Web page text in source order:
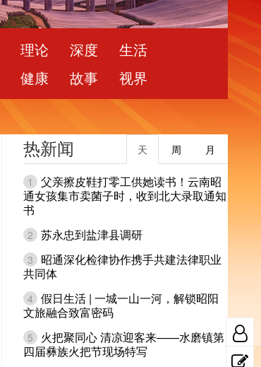
理论 深度
生活
健康
故事 视界
热新闻 月
周
天
1
父亲擦皮鞋打零工供她读书！云南昭
通女孩集市卖菌子时，收到北大录取通知
书
2 苏永忠到盐津县调研
3
昭通深化检律协作携手共建法律职业
共同体
4 假日生活 | 一城一山一河，解锁昭阳
文旅融合致富密码
5
火把聚同心 清凉迎客来——水磨镇第
四届彝族火把节现场特写